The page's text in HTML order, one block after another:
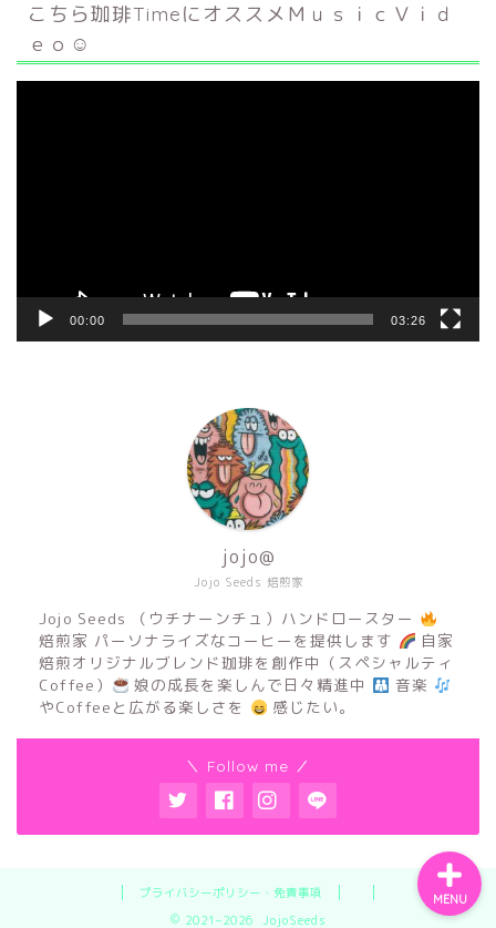
こちら珈琲TimeにオススメＭｕｓｉｃＶｉｄ
ｅｏ☺
00:00 03:26
Jojo Seeds 焙煎家
jojo@
Jojo Seeds （ウチナーンチュ）ハンドロースター
焙煎家 パーソナライズなコーヒーを提供します
自家
焙煎オリジナルブレンド珈琲を創作中（スペシャルティ
Coffee）
娘の成長を楽しんで日々精進中
音楽
やCoffeeと広がる楽しさを
感じたい。
＼ Follow me ／
プライバシーポリシー・免責事項
2021–2026 JojoSeeds
MENU
サービス
珈琲豆の種類
Privacy Policy